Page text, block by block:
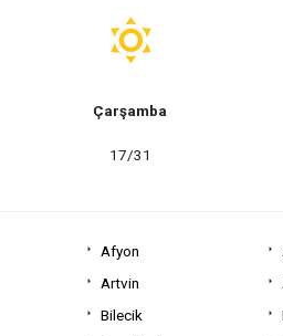
Çarşamba
17/31
Afyon
Artvin
Bilecik